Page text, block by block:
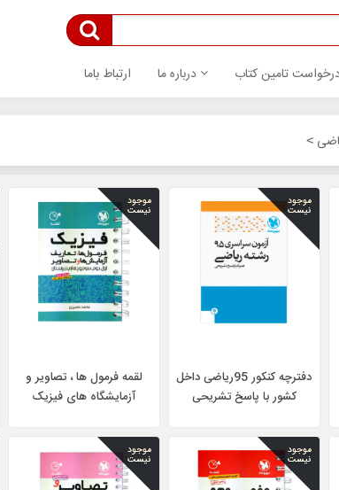
تامین کتاب درباره ما ارتباط باما
>
موجود
نیست
دفترچه کنکور 95‌ریاضی داخل
کشور با پاسخ تشریحی
موجود
نیست
لقمه فرمول ها ، تصاویر و
آزمایشگاه های فیزیک
موجود
نیست
موجود
نیست